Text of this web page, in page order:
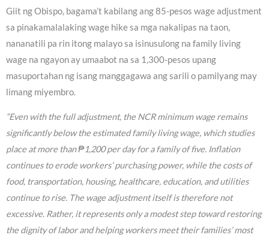
Giit ng Obispo, bagama’t kabilang ang 85-pesos wage adjustment
sa pinakamalalaking wage hike sa mga nakalipas na taon,
nananatili pa rin itong malayo sa isinusulong na family living
wage na ngayon ay umaabot na sa 1,300-pesos upang
masuportahan ng isang manggagawa ang sarili o pamilyang may
limang miyembro.
“Even with the full adjustment, the NCR minimum wage remains
significantly below the estimated family living wage, which studies
place at more than ₱1,200 per day for a family of five. Inflation
continues to erode workers’ purchasing power, while the costs of
food, transportation, housing, healthcare, education, and utilities
continue to rise. The wage adjustment itself is therefore not
excessive. Rather, it represents only a modest step toward restoring
the dignity of labor and helping workers meet their families’ most